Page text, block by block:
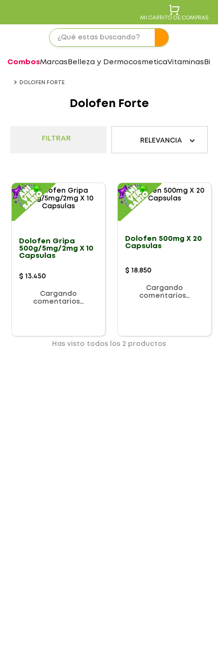
MI CARRITO DE COMPRAS
CombosMarcas Belleza y DermocosmeticaVitaminas
DOLOFEN FORTE
Dolofen Forte
FILTRAR RELEVANCIA
Dolofen Gripa
500g/5mg/2mg X 10
Capsulas
$ 13.450
Cargando
comentarios…
Dolofen 500mg X 20
Capsulas
$ 18.850
Cargando
comentarios…
Has visto todos los 2 productos